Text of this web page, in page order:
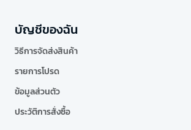
บัญชีของฉัน
วิธีการจัดส่งสินค้า
รายการโปรด
ข้อมูลส่วนตัว
ประวัติการสั่งซื้อ